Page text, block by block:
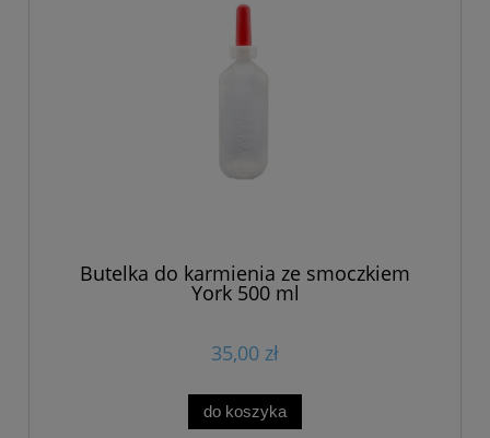
Butelka do karmienia ze smoczkiem
York 500 ml
35,00 zł
do koszyka